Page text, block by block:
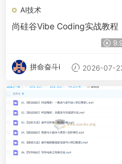
AI技术
尚硅谷Vibe Coding实战教程
拼命奋斗i 2026-07-